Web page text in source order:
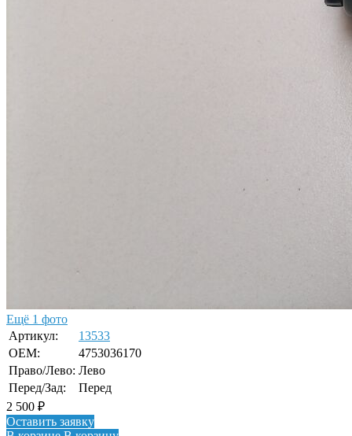
Ещё 1 фото
Артикул:
13533
OEM:
4753036170
Право/Лево: Лево
Перед/Зад:
Перед
2 500 ₽
Оставить заявку